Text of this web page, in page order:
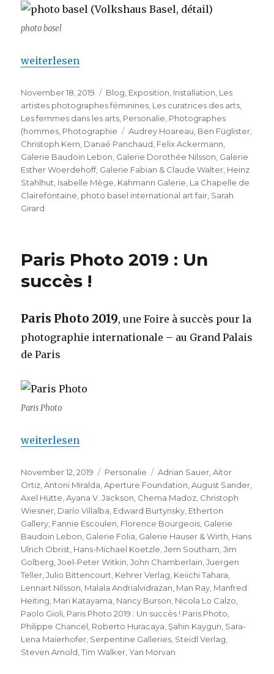
photo basel
„photo basel international art fair ….. 2020“
weiterlesen
Veröffentlicht
am
November 18, 2019 Kategorien
Blog Exposition Installation Les
artistes photographes féminines Les curatrices des arts
Les femmes dans les arts Personalie Photographes
(hommes Photographie Schlagwörter
Audrey Hoareau Ben Füglister
Christoph Kern Danaé Panchaud Felix Ackermann
Galerie Baudoin Lebon Galerie Dorothée Nilsson Galerie
Esther Woerdehoff, Galerie Fabian & Claude Walter Heinz
Stahlhut Isabelle Mège Kahmann Galerie La Chapelle de
Clairefontaine photo basel international art fair Sarah
Girard
Paris Photo 2019 : Un
succès !
Paris Photo 2019, une Foire à succès pour la
photographie internationale – au Grand Palais
de Paris
Paris Photo
„Paris Photo 2019 : Un succès !“
weiterlesen
Veröffentlicht
am
November 12, 2019 Kategorien
Personalie Schlagwörter
Adrian Sauer ,Aitor
Ortiz ,Antoni Miralda ,Aperture Foundation ,August Sander
Axel Hütte ,Ayana V. Jackson Chema Madoz Christoph
Wiesner Darío Villalba Edward Burtynsky Etherton
Gallery Fannie Escoulen Florence Bourgeois Galerie
Baudoin Lebon Galerie Folia Galerie Hauser & Wirth Hans
Ulrich Obrist Hans-Michael Koetzle ,Jem Southam ,Jim
Golberg ,Joel-Peter Witkin ,John Chamberlain ,Juergen
Teller ,Julio Bittencourt Kehrer Verlag Keiichi Tahara
Lennart Nilsson Malala Andrialvidrazan Man Ray Manfred
Heiting Mari Katayama Nancy Burson Nicola Lo Calzo
Paolo Gioli Paris Photo 2019 : Un succès ! Paris Photo
Philippe Chancel Roberto Huracaya ,Şahin Kaygun Sara-
Lena Maierhofer Serpentine Galleries Steidl Verlag
Steven Arnold ,Tim Walker ,Yan Morvan